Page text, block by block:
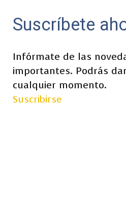
Suscríbete
Infórmate de las
importantes. Podrás
cualquier momento.
Suscribirse